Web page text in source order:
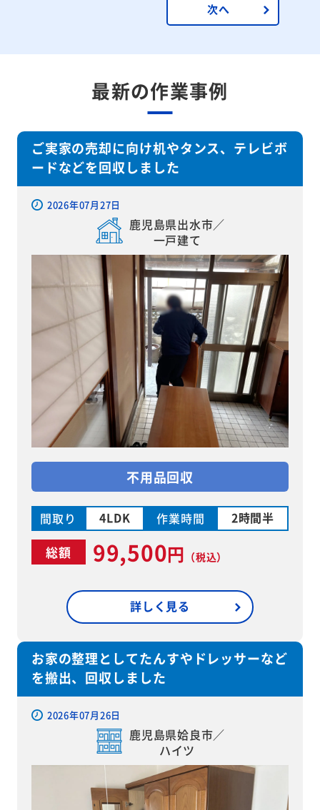
次へ
最新の作業事例
ご実家の売却に向け机やタンス、テレビボ
ードなどを回収しました
2026年07月27日
鹿児島県出水市／
一戸建て
不用品回収
間取り 4LDK 作業時間 2時間半
総額 99,500円 （税込）
詳しく見る
お家の整理としてたんすやドレッサーなど
を搬出、回収しました
2026年07月26日
鹿児島県姶良市／
ハイツ